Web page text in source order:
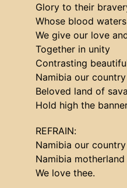
Glory to their
Whose blood
We give our love
Together in unity
Contrasting
Namibia our country
Beloved land of
Hold high the
REFRAIN:
Namibia our country
Namibia motherland
We love thee.